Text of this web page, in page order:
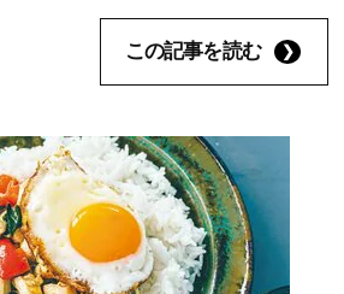
この記事を読む